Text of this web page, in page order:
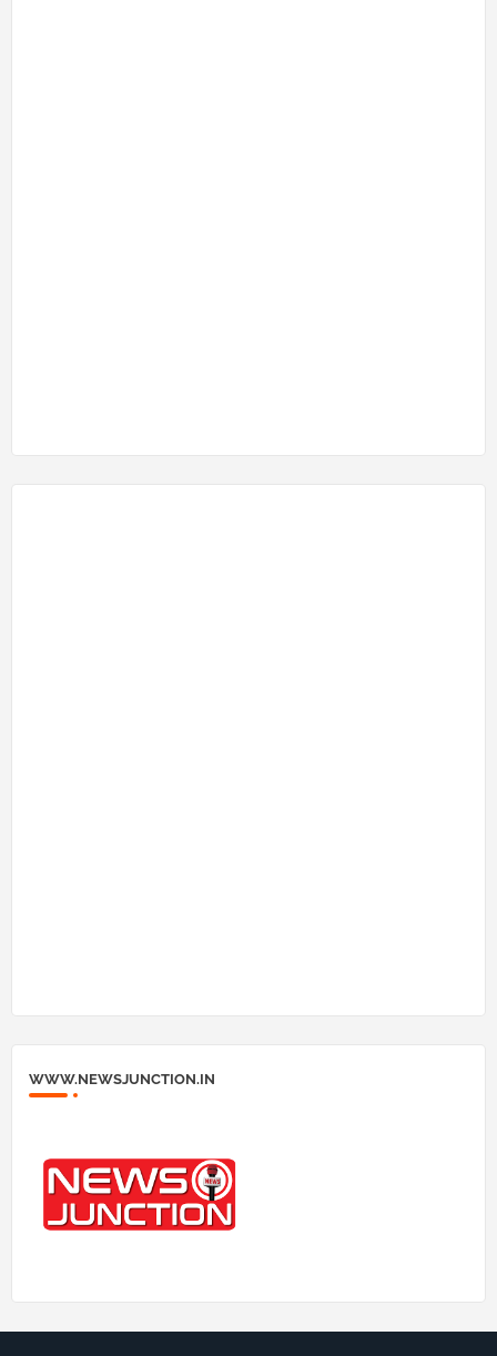
WWW.NEWSJUNCTION.IN